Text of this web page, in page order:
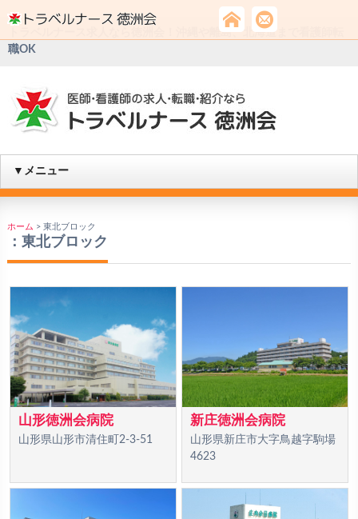
トラベルナース求人なら徳洲会！沖縄や離島、北海道まで看護師転
職OK
▼メニュー
ホーム > 東北ブロック
： 東北ブロック
山形徳洲会病院
山形県山形市清住町2-3-51
新庄徳洲会病院
山形県新庄市大字鳥越字駒場
4623